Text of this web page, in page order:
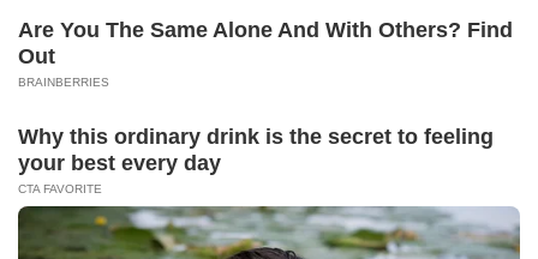
S&P 500
-Datenschutz-Disclaimer-AGB-Privatsphäre-Einstellungen
Are You The Same Alone And With Others? Find
Out
BRAINBERRIES
Why this ordinary drink is the secret to feeling
your best every day
CTA FAVORITE